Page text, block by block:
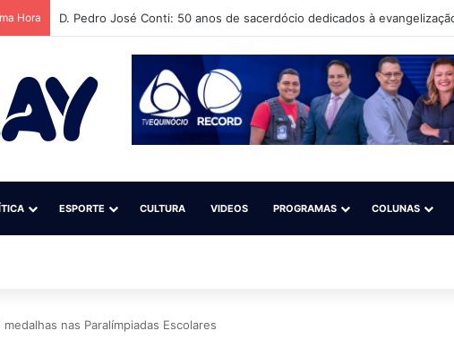
Hora D. Pedro José Conti: 50 anos de sacerdócio dedicados à
ESPORTE CULTURA VIDEOS PROGRAMAS COLUNAS
nas Paralímpiadas Escolares